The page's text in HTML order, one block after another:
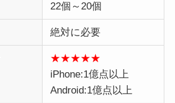
22個～20個
絶対に必要
★★★★★
iPhone:1億点以上
Android:1億点以上